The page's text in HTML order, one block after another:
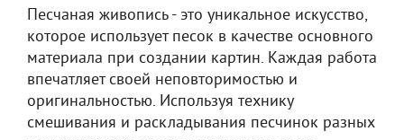
Песчаная живопись - это уникальное искусство,
которое использует песок в качестве основного
материала при создании картин. Каждая работа
впечатляет своей неповторимостью и
оригинальностью. Используя технику
смешивания и раскладывания песчинок разных